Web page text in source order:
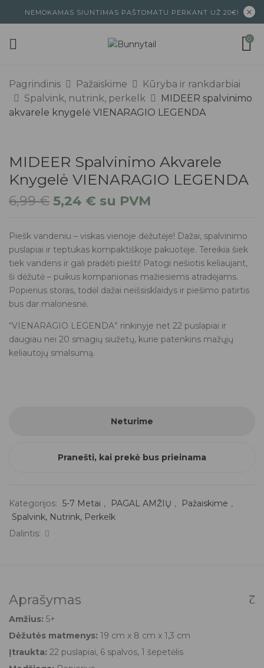
NEMOKAMAS SIUNTIMAS PAŠTOMATU PERKANT UŽ 20€!
0
Pagrindinis Pažaiskime
Kūryba ir rankdarbiai
Spalvink, nutrink, perkelk
MIDEER spalvinimo
akvarele knygelė VIENARAGIO LEGENDA
MIDEER Spalvinimo Akvarele
Knygelė VIENARAGIO LEGENDA
6,99€ 5,24 € su PVM
Piešk vandeniu – viskas vienoje dėžutėje! Dažai, spalvinimo
puslapiai ir teptukas kompaktiškoje pakuotėje. Tereikia šiek
tiek vandens ir gali pradėti piešti! Patogi nešiotis keliaujant,
ši dėžutė – puikus kompanionas mažiesiems atradėjams.
Popierius storas, todėl dažai neišsisklaidys ir piešimo patirtis
bus dar malonesnė.
“VIENARAGIO LEGENDA” rinkinyje net 22 puslapiai ir
daugiau nei 20 smagių siužetų, kurie patenkins mažųjų
keliautojų smalsumą.
Neturime
Pranešti, kai prekė bus prieinama
Kategorijos: 5-7 Metai , PAGAL AMŽIŲ , Pažaiskime ,
Spalvink, Nutrink, Perkelk
Dalintis:
Aprašymas
Amžius: 5+
Dėžutės matmenys: 19 cm x 8 cm x 1,3 cm
Įtraukta: 22 puslapiai, 6 spalvos, 1 šepetėlis